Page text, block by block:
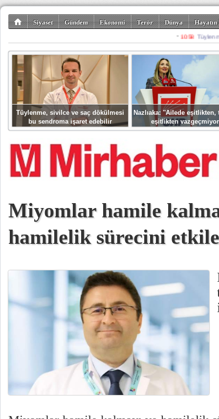
Siyaset Gündem Ekonomi Terör Dünya
Spor Misafir
Tüylenme, sivilce ve saç dökülmesi
bu sendroma işaret edebilir
Nazlıaka: ''Ailede eşitlikten,
eşitlikten
Miyomlar hamile
hamilelik sürecini